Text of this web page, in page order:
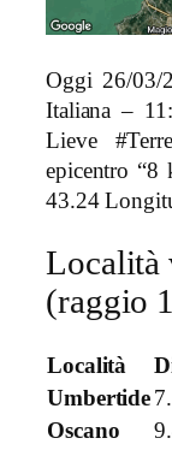
Oggi 26/03/
Italiana –
Lieve
epicentro “8
43.24
Località
(raggio
Località
Umbertide
Oscano